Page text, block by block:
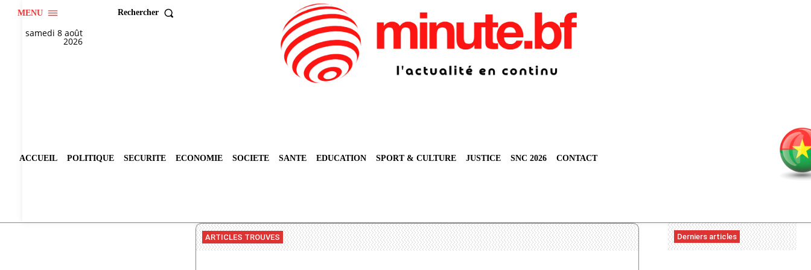
MENU Rechercher
samedi 8 août
2026
ACCUEIL POLITIQUE SECURITE ECONOMIE SOCIETE SANTE EDUCATION SPORT & CULTURE JUSTICE SNC 2026 CONTACT
ARTICLES TROUVES Derniers articles